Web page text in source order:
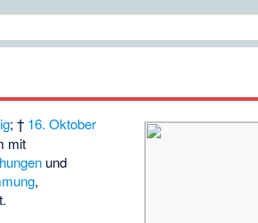
; † 16. Oktober
mit
und
,